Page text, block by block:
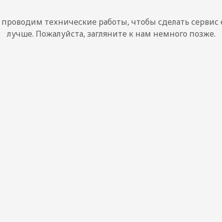
технические работы, чтобы сделать сервис
лучше. Пожалуйста, загляните к нам немного позже.